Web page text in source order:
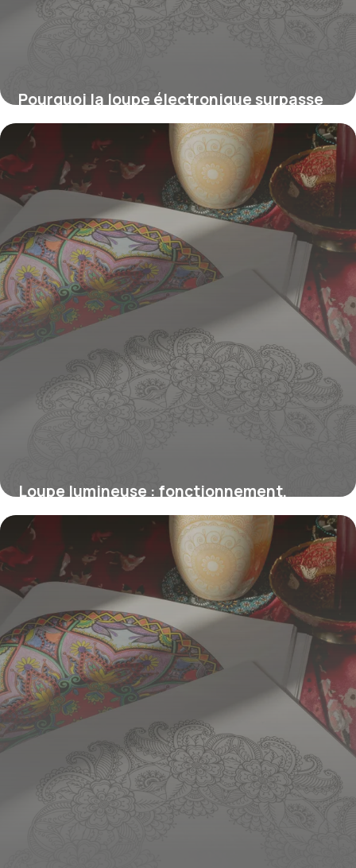
Pourquoi la loupe électronique surpasse
les loupes optiques traditionnelles pour
une lecture plus facile
2 mars 2026
Loupe lumineuse : fonctionnement,
usages et conseils d’achat
26 février 2026